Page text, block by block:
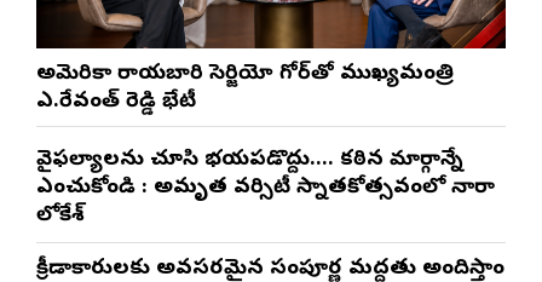
అమెరికా రాయబారి సెర్జియో గోర్‌తో ముఖ్యమంత్రి
ఎ.రేవంత్ రెడ్డి భేటీ
వైఫల్యాలను చూసి భయపడొద్దు…. కఠిన మార్గాన్నే
ఎంచుకోండి : అమృత వర్సిటీ స్నాతకోత్సవంలో నారా
లోకేశ్
క్రీడాకారులకు అవసరమైన సంపూర్ణ మద్దతు అందిస్తాం